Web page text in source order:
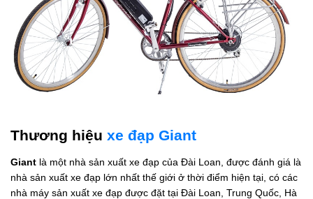
Thương hiệu xe đạp Giant
Giant là một nhà sản xuất xe đạp của Đài Loan, được đánh giá là
nhà sản xuất xe đạp lớn nhất thế giới ở thời điểm hiện tại, có các
nhà máy sản xuất xe đạp được đặt tại Đài Loan, Trung Quốc, Hà